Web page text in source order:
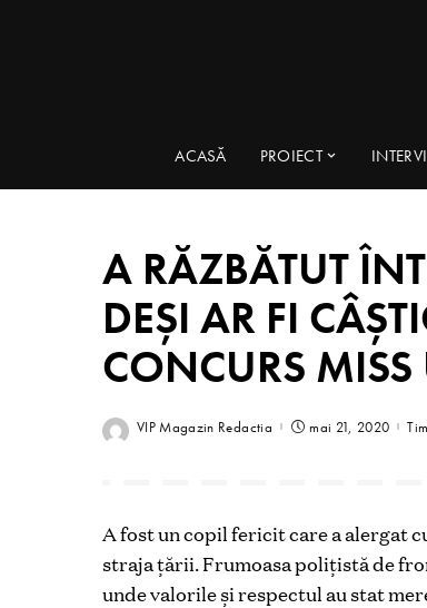
ACASĂ PROIECT
A RĂZBĂTUT
DEȘI AR FI
CONCURS MISS
VIP Magazin Redactia mai 21, 2020
A fost un copil fericit care a alergat
straja ţării. Frumoasa poliţistă de
unde valorile și respectul au stat